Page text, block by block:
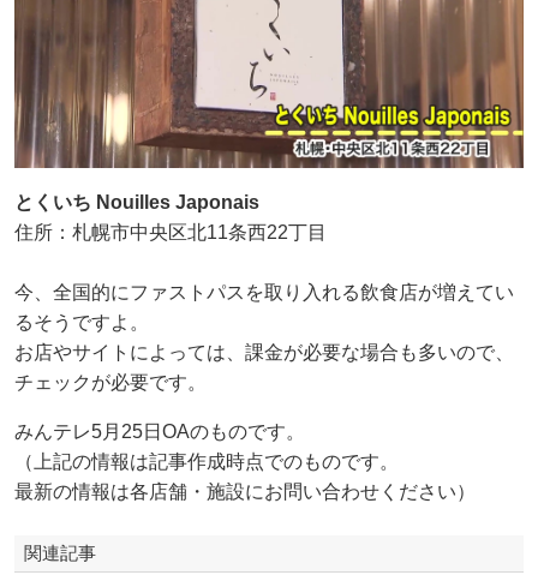
とくいち Nouilles Japonais
住所：札幌市中央区北11条西22丁目
今、全国的にファストパスを取り入れる飲食店が増えてい
るそうですよ。
お店やサイトによっては、課金が必要な場合も多いので、
チェックが必要です。
みんテレ5月25日OAのものです。
（上記の情報は記事作成時点でのものです。
最新の情報は各店舗・施設にお問い合わせください）
関連記事